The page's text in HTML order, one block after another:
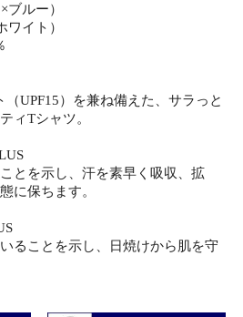
ルー）
イト）
UPF15）を兼ね備えた、サラっと
ィTシャツ。
とを示し、汗を素早く吸収、拡
に保ちます。
ることを示し、日焼けから肌を守